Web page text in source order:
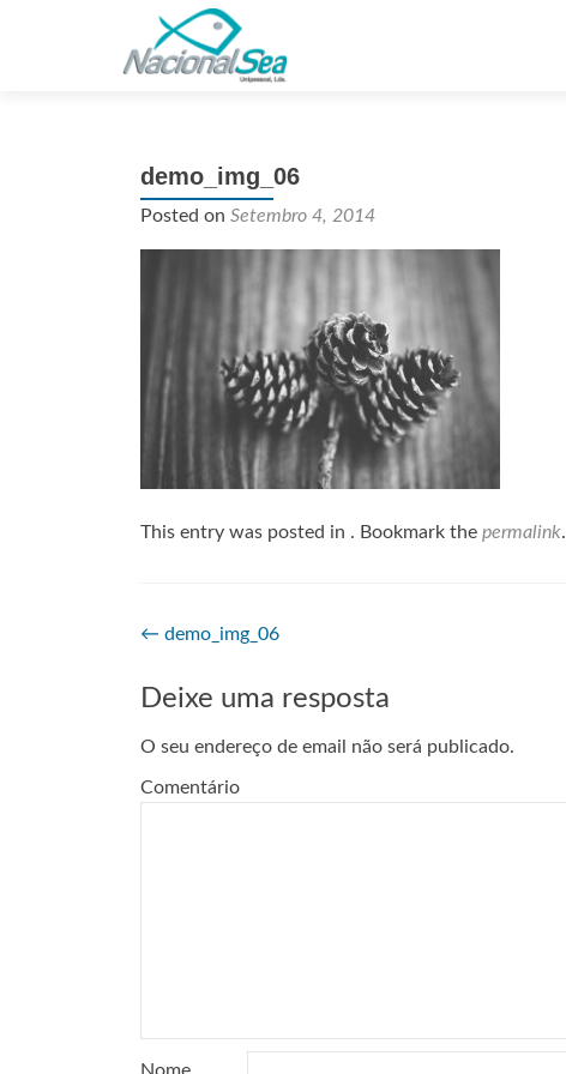
demo_img_06
Posted on Setembro 4, 2014
This entry was posted in . Bookmark the permalink.
Navegação de artigos
← demo_img_06
Deixe uma resposta
O seu endereço de email não será publicado.
Comentário